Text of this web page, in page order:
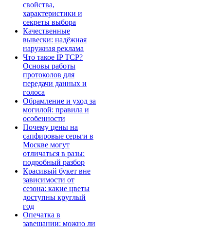
свойства,
характеристики и
секреты выбора
Качественные
вывески: надёжная
наружная реклама
Что такое IP TCP?
Основы работы
протоколов для
передачи данных и
голоса
Обрамление и уход за
могилой: правила и
особенности
Почему цены на
сапфировые серьги в
Москве могут
отличаться в разы:
подробный разбор
Красивый букет вне
зависимости от
сезона: какие цветы
доступны круглый
год
Опечатка в
завещании: можно ли